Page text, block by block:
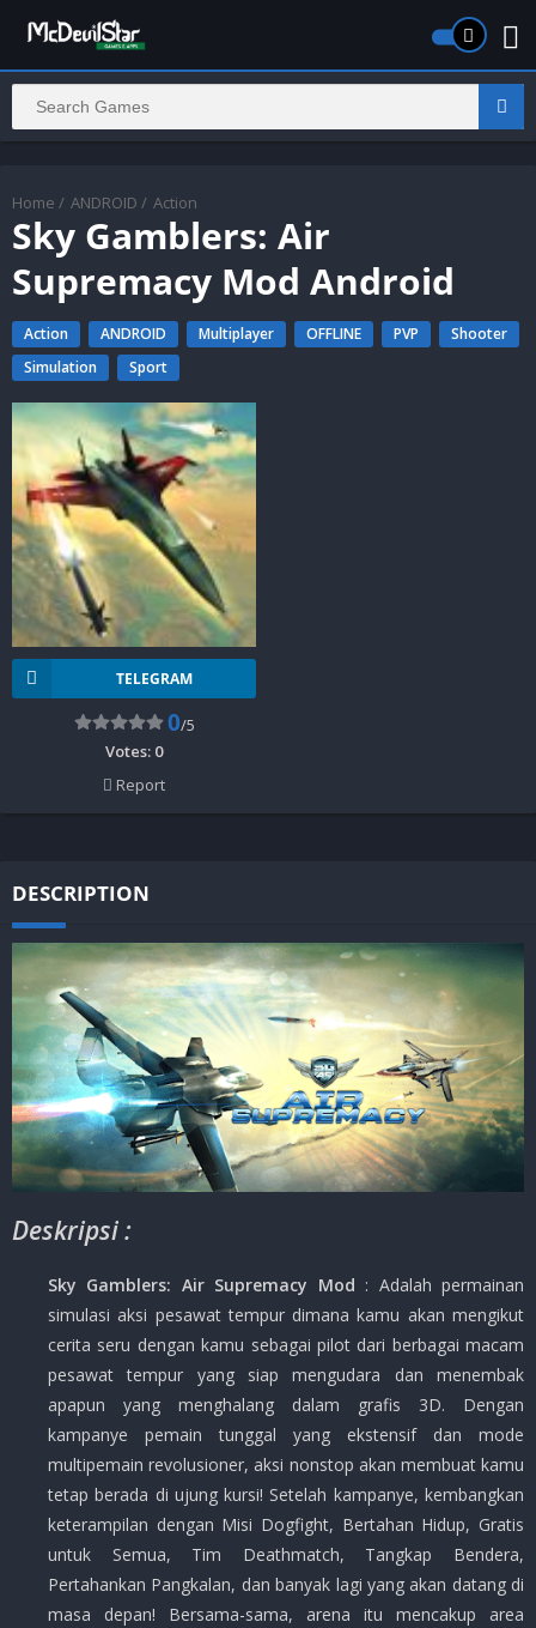
Home / ANDROID / Action
Sky Gamblers: Air
Supremacy Mod Android
Action ANDROID Multiplayer OFFLINE PVP
Shooter
Simulation
Sport
TELEGRAM
0/5
Votes: 0
Report
DESCRIPTION
Deskripsi :
Sky Gamblers: Air Supremacy Mod : Adalah permainan
simulasi aksi pesawat tempur dimana kamu akan mengikut
cerita seru dengan kamu sebagai pilot dari berbagai macam
pesawat tempur yang siap mengudara dan menembak
apapun yang menghalang dalam grafis 3D. Dengan
kampanye pemain tunggal yang ekstensif dan mode
multipemain revolusioner, aksi nonstop akan membuat kamu
tetap berada di ujung kursi! Setelah kampanye, kembangkan
keterampilan dengan Misi Dogfight, Bertahan Hidup, Gratis
untuk Semua, Tim Deathmatch, Tangkap Bendera,
Pertahankan Pangkalan, dan banyak lagi yang akan datang di
masa depan! Bersama-sama, arena itu mencakup area